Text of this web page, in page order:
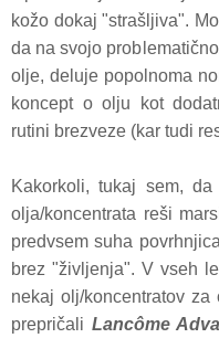
kožo dokaj "strašljiva".
da na svojo
olje, deluje popolnoma
koncept o olju kot
rutini brezveze (kar tudi
Kakorkoli, tukaj sem,
olja/koncentrata reši
predvsem suha
brez "življenja". V vseh
nekaj olj/koncentratov
prepričali Lancôme